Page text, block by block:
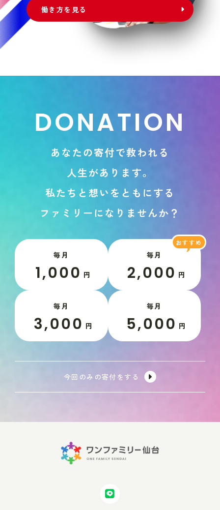
働き方を見る
DONATION
あ な たの寄付で救われ る
人生があ り ま す。
私た ち と 想い を と も にする
フ ァ ミ リ ーに な り ま せんか ？
毎月
1,000 円
毎月
2,000 円
毎月
3,000 円
毎月
5,000 円
今回のみの寄付をする